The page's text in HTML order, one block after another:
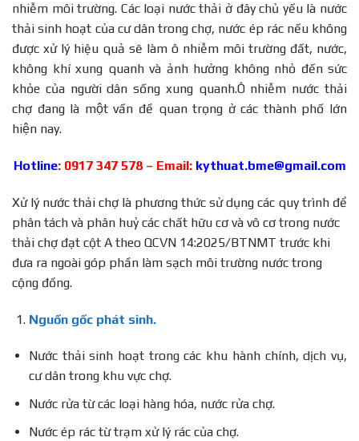
nhiễm môi trường. Các loại nước thải ở đây chủ yếu là nước
thải sinh hoạt của cư dân trong chợ, nước ép rác nếu không
được xử lý hiệu quả sẽ làm ô nhiễm môi trường đất, nước,
không khí xung quanh và ảnh hưởng không nhỏ đến sức
khỏe của người dân sống xung quanh.Ô nhiễm nước thải
chợ đang là một vấn đề quan trọng ở các thành phố lớn
hiện nay.
Hotline: 0917 347 578 – Email: kythuat.bme@gmail.com
Xử lý nước thải chợ là phương thức sử dụng các quy trình để
phân tách và phân huỷ các chất hữu cơ và vô cơ trong nước
thải chợ đạt cột A theo QCVN 14:2025/BTNMT trước khi
đưa ra ngoài góp phần làm sạch môi trường nước trong
cộng đồng.
Nguồn gốc phát sinh.
Nước thải sinh hoạt trong các khu hành chính, dịch vụ,
cư dân trong khu vực chợ.
Nước rửa từ các loại hàng hóa, nước rửa chợ.
Nước ép rác từ trạm xử lý rác của chợ.